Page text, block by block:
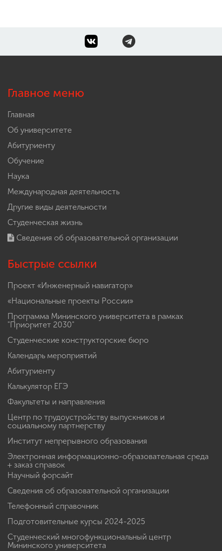
Главное меню
Главная
Об университете
Абитуриенту
Обучение
Наука
Международная деятельность
Другие виды деятельности
Студенческая жизнь
Сведения об образовательной организации
Быстрые ссылки
Проект «Инженерный навигатор»
«Национальные проекты России»
Программа Мининского университета в рамках
"Приоритет 2030"
Студенческие конструкторские бюро
Календарь мероприятий
Абитуриенту
Калькулятор ЕГЭ
Факультеты и направления
Центр по трудоустройству выпускников и
социальному партнерству
Институт непрерывного образования
Электронная информационно-образовательная среда
+ заказ справок
Научный форсайт
Сведения об образовательной организации
Телефонный справочник
Подготовительные курсы 2024-2025
Студенческий многофункциональный центр
Мининского университета